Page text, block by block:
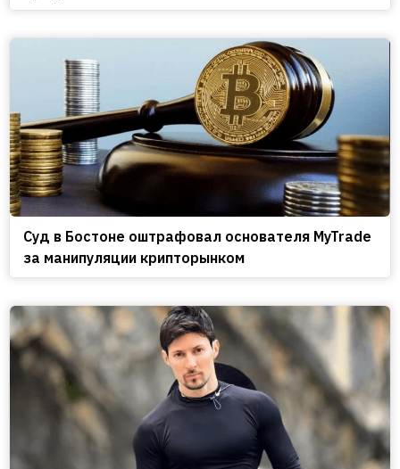
Cуд в Бостоне оштрафовал основателя MyTrade
за манипуляции крипторынком